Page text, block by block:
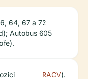
64, 67 a 72
Autobus 605
RACV).